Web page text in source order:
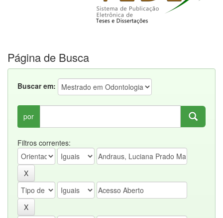
Página de Busca
Buscar em:
por
Filtros correntes: